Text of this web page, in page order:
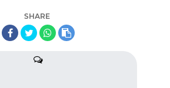
SHARE